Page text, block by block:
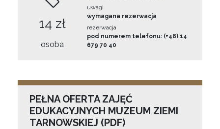
14 zł
osoba
uwagi
wymagana rezerwacja
rezerwacja
pod numerem telefonu: (+48) 14
679 70 40
PEŁNA OFERTA ZAJĘĆ
EDUKACYJNYCH MUZEUM ZIEMI
TARNOWSKIEJ (PDF)